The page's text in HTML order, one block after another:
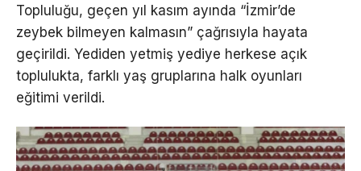
Topluluğu, geçen yıl kasım ayında “İzmir’de
zeybek bilmeyen kalmasın” çağrısıyla hayata
geçirildi. Yediden yetmiş yediye herkese açık
toplulukta, farklı yaş gruplarına halk oyunları
eğitimi verildi.